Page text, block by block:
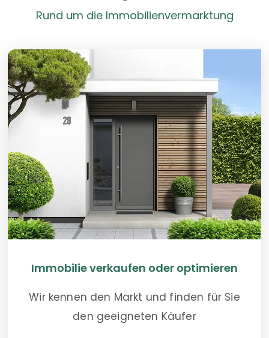
Rund um die Immobilienvermarktung
Immobilie verkaufen oder optimieren
Wir kennen den Markt und finden für Sie
den geeigneten Käufer